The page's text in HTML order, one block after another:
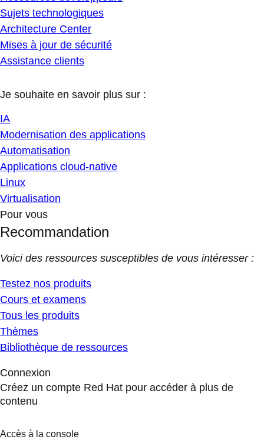
Sujets technologiques
Architecture Center
Mises à jour de sécurité
Assistance clients
Je souhaite en savoir plus sur :
IA
Modernisation des applications
Automatisation
Applications cloud-native
Linux
Virtualisation
Pour vous
Recommandation
Voici des ressources susceptibles de vous intéresser :
Testez nos produits
Cours et examens
Tous les produits
Thèmes
Bibliothèque de ressources
Connexion
Créez un compte Red Hat pour accéder à plus de
contenu
Accès à la console